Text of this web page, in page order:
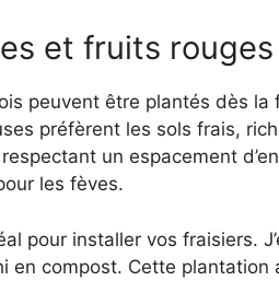
et fruits rouges
peuvent être plantés dès
préfèrent les sols frais,
un espacement
les fèves.
pour installer vos fraisiers.
en compost. Cette